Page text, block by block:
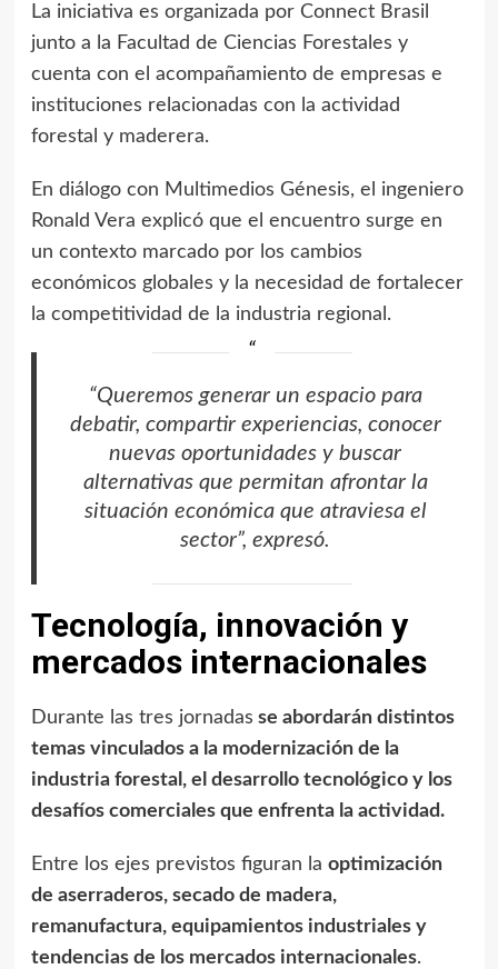
La iniciativa es organizada por Connect Brasil
junto a la Facultad de Ciencias Forestales y
cuenta con el acompañamiento de empresas e
instituciones relacionadas con la actividad
forestal y maderera.
En diálogo con Multimedios Génesis, el ingeniero
Ronald Vera explicó que el encuentro surge en
un contexto marcado por los cambios
económicos globales y la necesidad de fortalecer
la competitividad de la industria regional.
“Queremos generar un espacio para
debatir, compartir experiencias, conocer
nuevas oportunidades y buscar
alternativas que permitan afrontar la
situación económica que atraviesa el
sector”, expresó.
Tecnología, innovación y
mercados internacionales
Durante las tres jornadas se abordarán distintos
temas vinculados a la modernización de la
industria forestal, el desarrollo tecnológico y los
desafíos comerciales que enfrenta la actividad.
Entre los ejes previstos figuran la optimización
de aserraderos, secado de madera,
remanufactura, equipamientos industriales y
tendencias de los mercados internacionales.